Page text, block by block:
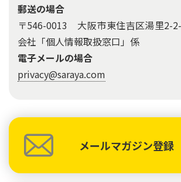
郵送の場合
〒546-0013 大阪市東住吉区湯里2-
会社「個人情報取扱窓口」係
電子メールの場合
privacy@saraya.com
メールマガジン登録